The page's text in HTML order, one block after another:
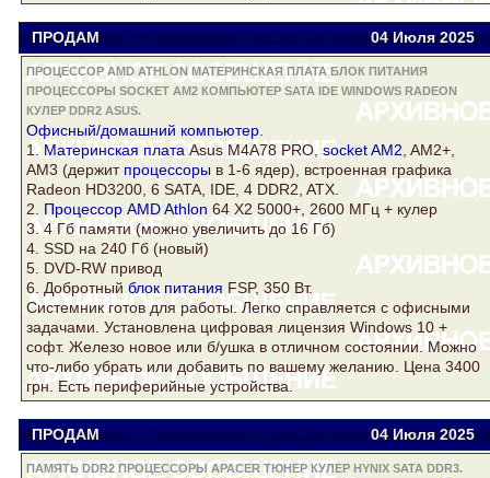
ПРОДАМ Viator viatora@ukr.net 04 Июля 2025
ПРОЦЕССОР AMD ATHLON МАТЕРИНСКАЯ ПЛАТА БЛОК ПИТАНИЯ
ПРОЦЕССОРЫ SOCKET AM2 КОМПЬЮТЕР SATA IDE WINDOWS RADEON
КУЛЕР DDR2 ASUS.
Офисный/домашний компьютер
1.Материнская плата AsusM4A78 PRO, socket AM2 , AM2+,
AM3 (держит процессоры в 1-6 ядер), встроенная графика
Radeon HD3200, 6 SATA, IDE, 4 DDR2 , ATX.
2. Процессор AMD Athlon 64 Х2 5000+, 2600 МГц + кулер
3. 4 Гб памяти (можно увеличить до 16 Гб)
4. SSD на 240 Гб (новый)
5. DVD-RW привод
6. Добротный блок питания FSP, 350 Вт.
Системник готов для работы. Легко справляется с офисными
задачами. Установлена цифровая лицензия Windows 10 +
софт. Железо новое или б/ушка в отличном состоянии. Можно
что-либо убрать или добавить по вашему желанию. Цена 3400
грн. Есть периферийные устройства.
ПРОДАМ Viator viatora@ukr.net 04 Июля 2025
ПАМЯТЬ DDR2 ПРОЦЕССОРЫ APACER ТЮНЕР КУЛЕР HYNIX SATA DDR3.